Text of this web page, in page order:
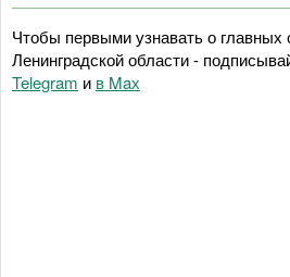
Чтобы первыми узнавать о главных
Ленинградской области -
Telegram и в Maх